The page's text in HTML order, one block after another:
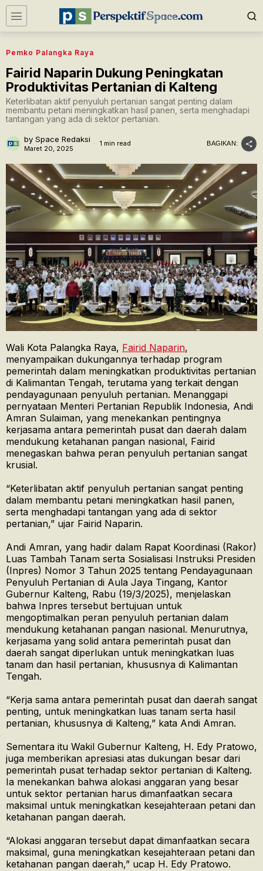
Pemko Palangka Raya
Fairid Naparin Dukung Peningkatan
Produktivitas Pertanian di Kalteng
Keterlibatan aktif penyuluh pertanian sangat penting dalam
membantu petani meningkatkan hasil panen, serta menghadapi
tantangan yang ada di sektor pertanian.
by Space Redaksi
Maret 20, 2025
1 min read BAGIKAN:
Wali Kota Palangka Raya, Fairid Naparin,
menyampaikan dukungannya terhadap program
pemerintah dalam meningkatkan produktivitas pertanian
di Kalimantan Tengah, terutama yang terkait dengan
pendayagunaan penyuluh pertanian. Menanggapi
pernyataan Menteri Pertanian Republik Indonesia, Andi
Amran Sulaiman, yang menekankan pentingnya
kerjasama antara pemerintah pusat dan daerah dalam
mendukung ketahanan pangan nasional, Fairid
menegaskan bahwa peran penyuluh pertanian sangat
krusial.
“Keterlibatan aktif penyuluh pertanian sangat penting
dalam membantu petani meningkatkan hasil panen,
serta menghadapi tantangan yang ada di sektor
pertanian,” ujar Fairid Naparin.
Andi Amran, yang hadir dalam Rapat Koordinasi (Rakor)
Luas Tambah Tanam serta Sosialisasi Instruksi Presiden
(Inpres) Nomor 3 Tahun 2025 tentang Pendayagunaan
Penyuluh Pertanian di Aula Jaya Tingang, Kantor
Gubernur Kalteng, Rabu (19/3/2025), menjelaskan
bahwa Inpres tersebut bertujuan untuk
mengoptimalkan peran penyuluh pertanian dalam
mendukung ketahanan pangan nasional. Menurutnya,
kerjasama yang solid antara pemerintah pusat dan
daerah sangat diperlukan untuk meningkatkan luas
tanam dan hasil pertanian, khususnya di Kalimantan
Tengah.
“Kerja sama antara pemerintah pusat dan daerah sangat
penting, untuk meningkatkan luas tanam serta hasil
pertanian, khususnya di Kalteng,” kata Andi Amran.
Sementara itu Wakil Gubernur Kalteng, H. Edy Pratowo,
juga memberikan apresiasi atas dukungan besar dari
pemerintah pusat terhadap sektor pertanian di Kalteng.
Ia menekankan bahwa alokasi anggaran yang besar
untuk sektor pertanian harus dimanfaatkan secara
maksimal untuk meningkatkan kesejahteraan petani dan
ketahanan pangan daerah.
“Alokasi anggaran tersebut dapat dimanfaatkan secara
maksimal, guna meningkatkan kesejahteraan petani dan
ketahanan pangan daerah,” ucap H. Edy Pratowo.